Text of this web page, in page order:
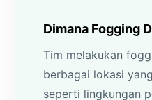
Dimana Fogging
Tim melakukan
berbagai lokasi
seperti lingkungan